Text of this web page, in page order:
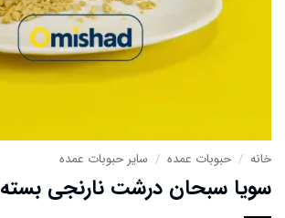
خانه / حبوبات عمده / سایر حبوبات عمده
سویا سبحان درشت نارنجی بسته 450 گرمی